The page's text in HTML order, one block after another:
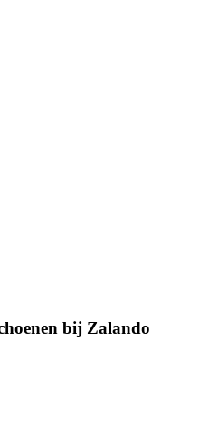
bij Zalando